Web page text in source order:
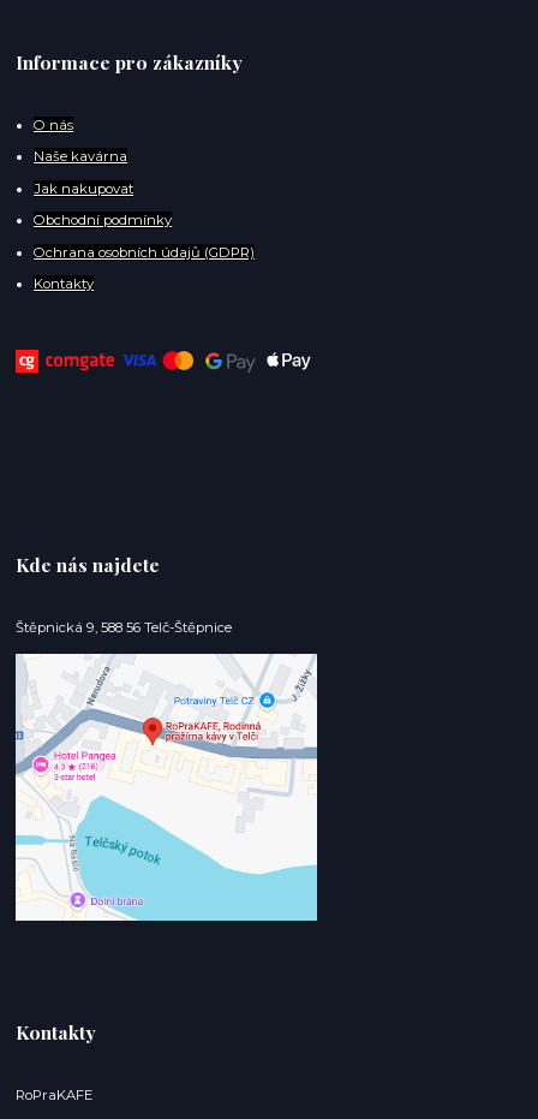
Informace pro zákazníky
O nás
Naše kavárna
Jak nakupovat
Obchodní podmínky
Ochrana osobních údajů (GDPR)
Kontakty
Kde nás najdete
Štěpnická 9, 588 56 Telč-Štěpnice
Kontakty
RoPraKAFE